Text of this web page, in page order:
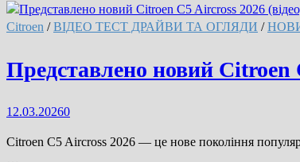
C5
Aircross
офіційно
представили
Україні
Citroen /ВІДЕО ТЕСТ ДРАЙВИ ТА ОГЛЯДИ /
Представлено новий Citroen
12.03.20260
Citroen C5 Aircross 2026 — це нове покоління